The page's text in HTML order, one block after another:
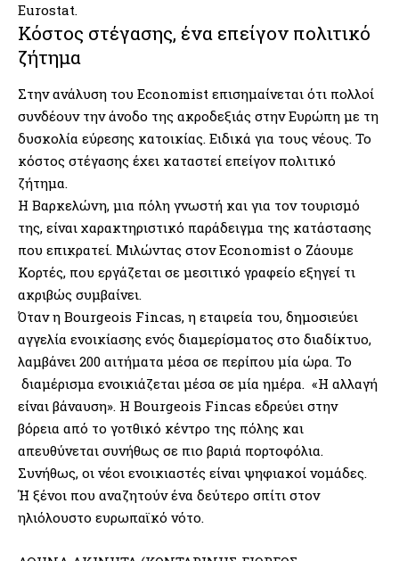
Eurostat.
Κόστος στέγασης, ένα επείγον πολιτικό
ζήτημα
Στην ανάλυση του Economist επισημαίνεται ότι πολλοί
συνδέουν την άνοδο της ακροδεξιάς στην Ευρώπη με τη
δυσκολία εύρεσης κατοικίας. Ειδικά για τους νέους. Το
κόστος στέγασης έχει καταστεί επείγον πολιτικό
ζήτημα.
Η Βαρκελώνη, μια πόλη γνωστή και για τον τουρισμό
της, είναι χαρακτηριστικό παράδειγμα της κατάστασης
που επικρατεί. Μιλώντας στον Economist o Ζάουμε
Κορτές, που εργάζεται σε μεσιτικό γραφείο εξηγεί τι
ακριβώς συμβαίνει.
Όταν η Bourgeois Fincas, η εταιρεία του, δημοσιεύει
αγγελία ενοικίασης ενός διαμερίσματος στο διαδίκτυο,
λαμβάνει 200 αιτήματα μέσα σε περίπου μία ώρα. Το
διαμέρισμα ενοικιάζεται μέσα σε μία ημέρα. «Η αλλαγή
είναι βάναυση». Η Bourgeois Fincas εδρεύει στην
βόρεια από το γοτθικό κέντρο της πόλης και
απευθύνεται συνήθως σε πιο βαριά πορτοφόλια.
Συνήθως, οι νέοι ενοικιαστές είναι ψηφιακοί νομάδες.
Ή ξένοι που αναζητούν ένα δεύτερο σπίτι στον
ηλιόλουστο ευρωπαϊκό νότο.